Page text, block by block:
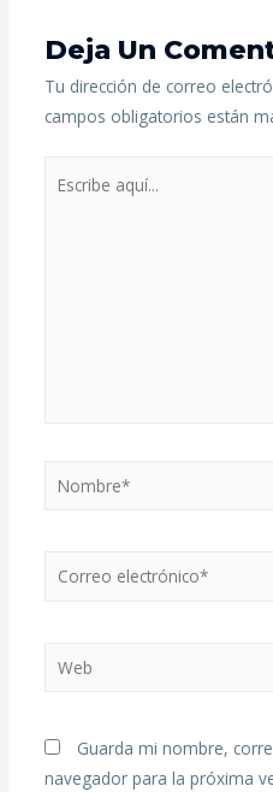
Deja Un
Tu dirección de correo
campos obligatorios están
Guarda mi nombre,
navegador para la próxima